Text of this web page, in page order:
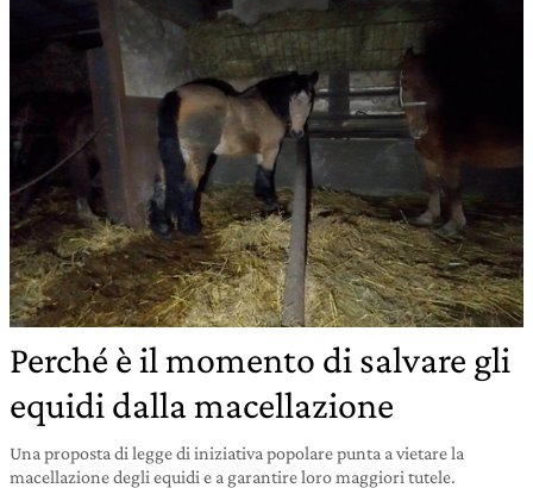
Perché è il momento di salvare gli
equidi dalla macellazione
Una proposta di legge di iniziativa popolare punta a vietare la
macellazione degli equidi e a garantire loro maggiori tutele.